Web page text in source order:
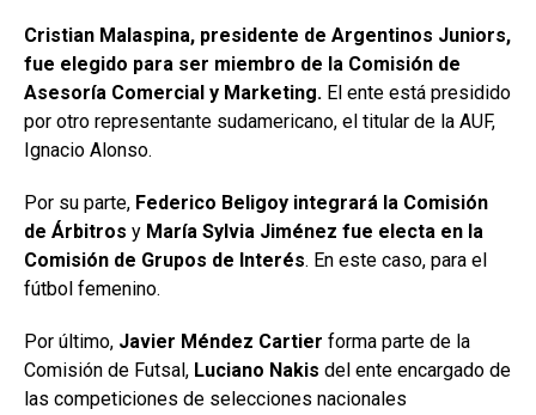
Cristian Malaspina, presidente de Argentinos Juniors,
fue elegido para ser miembro de la Comisión de
Asesoría Comercial y Marketing. El ente está presidido
por otro representante sudamericano, el titular de la AUF,
Ignacio Alonso.
Por su parte, Federico Beligoy integrará la Comisión
de Árbitros y María Sylvia Jiménez fue electa en la
Comisión de Grupos de Interés. En este caso, para el
fútbol femenino.
Por último, Javier Méndez Cartier forma parte de la
Comisión de Futsal, Luciano Nakis del ente encargado de
las competiciones de selecciones nacionales